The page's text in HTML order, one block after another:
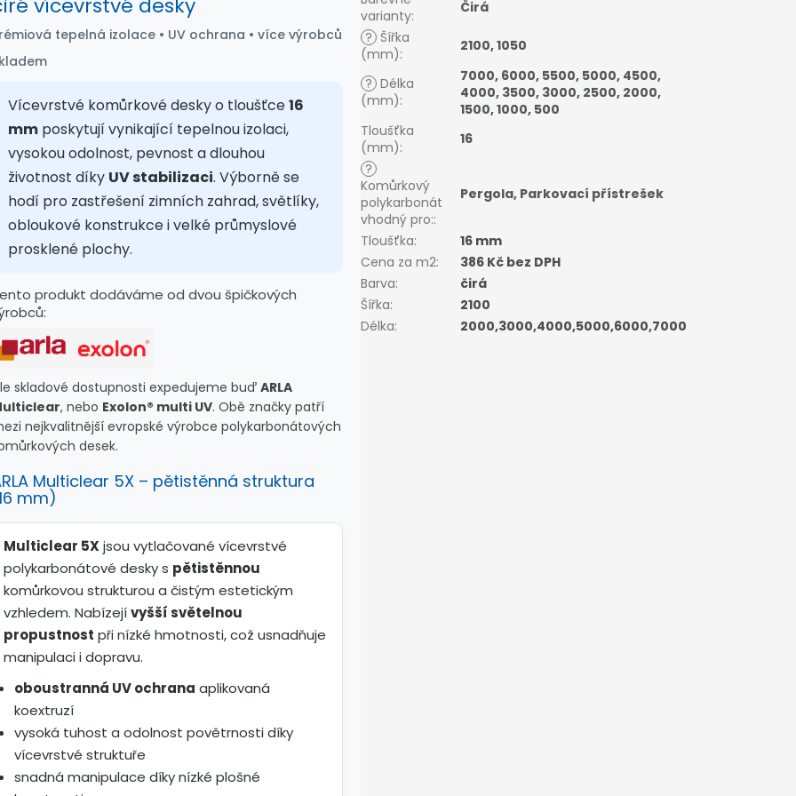
vícevrstvé desky
tepelná izolace • UV ochrana • více výrobců
Vícevrstvé komůrkové desky o tloušťce16
mm poskytují vynikající tepelnou izolaci,
vysokou odolnost, pevnost a dlouhou
životnost díky UV stabilizaci. Výborně se
hodí pro zastřešení zimních zahrad, světlíky,
obloukové konstrukce i velké průmyslové
prosklené plochy.
produkt dodáváme od dvou špičkových
skladové dostupnosti expedujeme buď ARLA
, nebo Exolon® multi UV. Obě značky patří
nejkvalitnější evropské výrobce polykarbonátových
desek.
Multiclear 5X – pětistěnná struktura
mm)
Multiclear 5X jsou vytlačované vícevrstvé
polykarbonátové desky s pětistěnnou
komůrkovou strukturou a čistým estetickým
vzhledem. Nabízejívyšší světelnou
propustnost při nízké hmotnosti, což usnadňuje
manipulaci i dopravu.
oboustranná UV ochrana aplikovaná
koextruzí
vysoká tuhost a odolnost povětrnosti díky
vícevrstvé struktuře
snadná manipulace díky nízké plošné
varianty:
Čirá
? Šířka
(mm): 2100,1050
? Délka
(mm):
7000, 6000, 5500, 5000, 4500,
4000, 3500, 3000, 2500, 2000,
1500,1000, 500
Tloušťka
(mm):
16
?
Komůrkový
polykarbonát
vhodný pro::
Pergola, Parkovací přístrešek
Tloušťka:
16 mm
Cena za m2:
386 Kč bez DPH
Barva:
čirá
Šířka:
2100
Délka: 2000,3000,4000,5000,6000,7000